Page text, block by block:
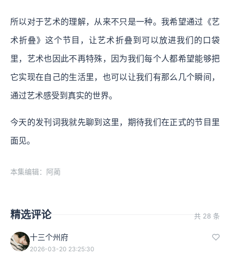
所以对于艺术的理解，从来不只是一种。我希望通过《艺
术折叠》这个节目，让艺术折叠到可以放进我们的口袋
里，艺术也因此不再特殊，因为我们每个人都希望能够把
它实现在自己的生活里，也可以让我们有那么几个瞬间，
通过艺术感受到真实的世界。
今天的发刊词我就先聊到这里，期待我们在正式的节目里
面见。
本集编辑：阿蔺
精选评论 共 28 条
十三个州府
2026-03-20 23:25:30